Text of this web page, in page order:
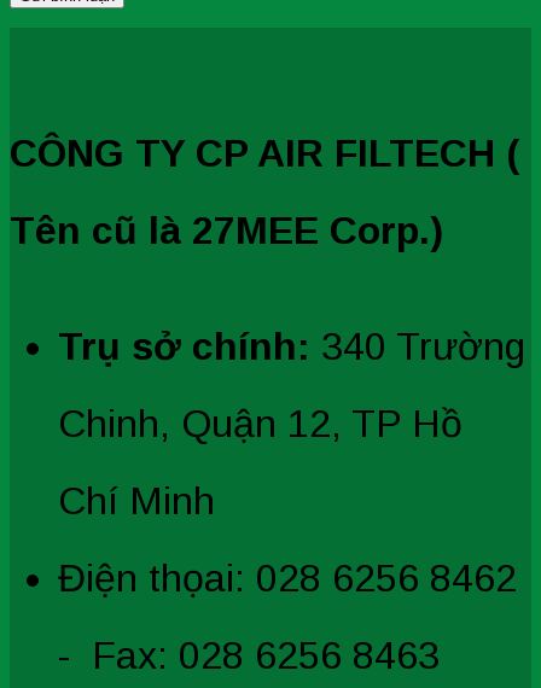
CÔNG TY CP AIR FILTECH (
Tên cũ là 27MEE Corp.)
Trụ sở chính: 340 Trường
Chinh, Quận 12, TP Hồ
Chí Minh
Điện thọai: 028 6256 8462
- Fax: 028 6256 8463